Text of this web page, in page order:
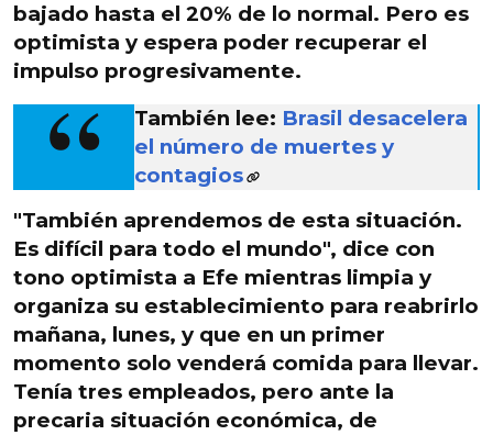
bajado hasta el 20% de lo normal. Pero es
optimista y espera poder recuperar el
impulso progresivamente.
También lee: Brasil desacelera
el número de muertes y
contagios
"También aprendemos de esta situación.
Es difícil para todo el mundo", dice con
tono optimista a Efe mientras limpia y
organiza su establecimiento para reabrirlo
mañana, lunes, y que en un primer
momento solo venderá comida para llevar.
Tenía tres empleados, pero ante la
precaria situación económica, de